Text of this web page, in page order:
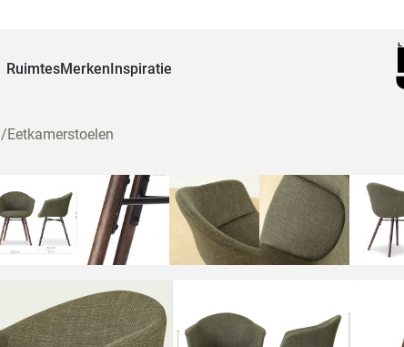
RuimtesMerkenInspiratie
/Eetkamerstoelen